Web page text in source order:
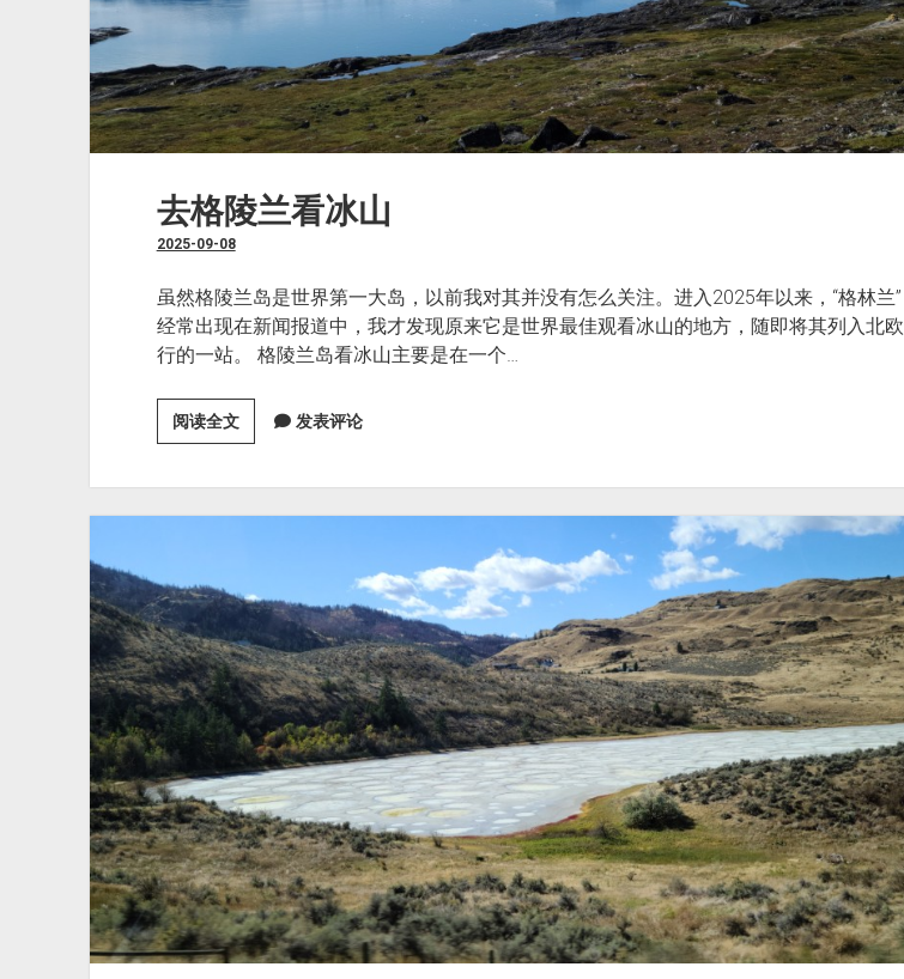
去格陵兰看冰山
2025-09-08
虽然格陵兰岛是世界第一大岛，以前我对其并没有怎么关注。进入2025年以来，“格林兰”
经常出现在新闻报道中，我才发现原来它是世界最佳观看冰山的地方，随即将其列入北欧
行的一站。 格陵兰岛看冰山主要是在一个…
阅读全文去
格
山
发表评论